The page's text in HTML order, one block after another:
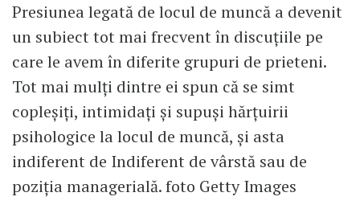
Presiunea legată de locul de muncă a devenit
un subiect tot mai frecvent în discuțiile pe
care le avem în diferite grupuri de prieteni.
Tot mai mulți dintre ei spun că se simt
copleșiți, intimidați și supuși hărțuirii
psihologice la locul de muncă, și asta
indiferent de Indiferent de vârstă sau de
poziția managerială. foto Getty Images